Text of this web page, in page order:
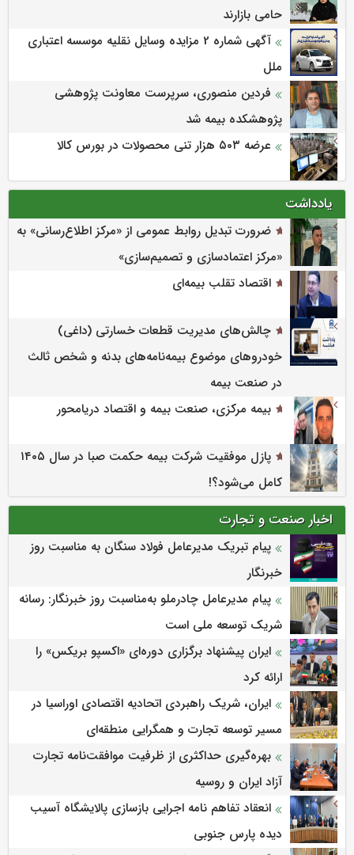
حامی بازارند
آگهی شماره 2 مزایده وسایل نقلیه موسسه اعتباری
ملل
فردین منصوری، سرپرست معاونت پژوهشی
پژوهشكده بیمه شد
عرضه ۵۰۳ هزار تنی محصولات در بورس کالا
یادداشت
ضرورت تبدیل روابط عمومی از «مرکز اطلاع‌رسانی» به
«مرکز اعتمادسازی و تصمیم‌سازی»
اقتصاد تقلب بیمه‌ای
چالش‌های مدیریت قطعات خسارتی (داغی)
خودروهای موضوع بیمه‌نامه‌های بدنه و شخص ثالث
در صنعت بیمه
بیمه مرکزی، صنعت بیمه و اقتصاد دریامحور
پازل موفقیت شرکت بیمه حکمت صبا در سال ۱۴۰۵
کامل می‌شود؟!
اخبار صنعت و تجارت
پیام تبریک مدیرعامل فولاد سنگان به مناسبت روز
خبرنگار
پیام مدیرعامل چادرملو به‌مناسبت روز خبرنگار: رسانه
شریک توسعه ملی است
ایران پیشنهاد برگزاری دوره‌ای «اکسپو بریکس» را
ارائه کرد
ایران، شریک راهبردی اتحادیه اقتصادی اوراسیا در
مسیر توسعه تجارت و همگرایی منطقه‌ای
بهره‌گیری حداکثری از ظرفیت موافقت‌نامه تجارت
آزاد ایران و روسیه
انعقاد تفاهم نامه اجرایی بازسازی پالایشگاه آسیب
دیده پارس جنوبی